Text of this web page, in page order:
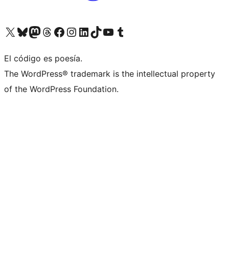
Visita nuestra cuenta de X (anteriormente Twitter)
Visita nuestra cuenta de Bluesky
Visita nuestra cuenta de Mastodon
Visita nuestra cuenta de Threads
Visita nuestra página de Facebook
Visita nuestra cuenta de Instagram
Visita nuestra cuenta de LinkedIn
Visita nuestra cuenta de TikTok
Visita nuestro canal de YouTube
Visita nuestra cuenta de Tumblr
El código es poesía.
The WordPress® trademark is the intellectual property
of the WordPress Foundation.